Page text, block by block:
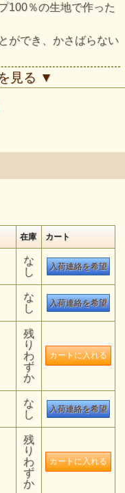
100％の生地で作った
ができ、かさばらない
はおったりして、麻
着用）
見る ▼
在庫 カート
な
し
入荷連絡を希望
な
し
入荷連絡を希望
残
り
わ
ず
か
な
し
入荷連絡を希望
残
り
わ
ず
か